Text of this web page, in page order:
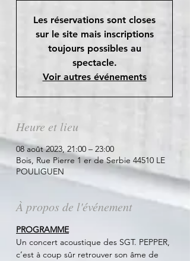
Les réservations sont closes
sur le site mais inscriptions
toujours possibles au
spectacle.
Voir autres événements
Heure et lieu
08 août 2023, 21:00 – 23:00
Bois, Rue Pierre 1 er de Serbie 44510 LE
POULIGUEN
À propos de l'événement
PROGRAMME
Un concert acoustique des SGT. PEPPER,
c’est à coup sûr retrouver son âme de